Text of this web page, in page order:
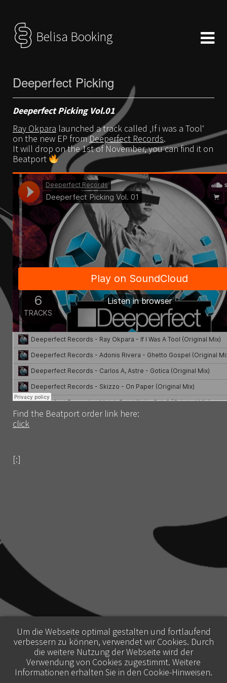
Belisa Booking
Deeperfect Picking
Deeperfect Picking Vol.01
Ray Okpara launched a track called ‚If i was a Tool‘
on the new EP fromDeeperfect Records.
It will drop on the 1st of November, you can find it on
Beatport
Find the Beatport order link here:
click
[:]
Um die Webseite optimal gestalten und fortlaufend
verbessern zu können, verwendet wir Cookies. Durch
die weitere Nutzung der Webseite wird der
Verwendung von Cookies zugestimmt. Weitere
Informationen erhalten Sie in den Cookie-Hinweisen.